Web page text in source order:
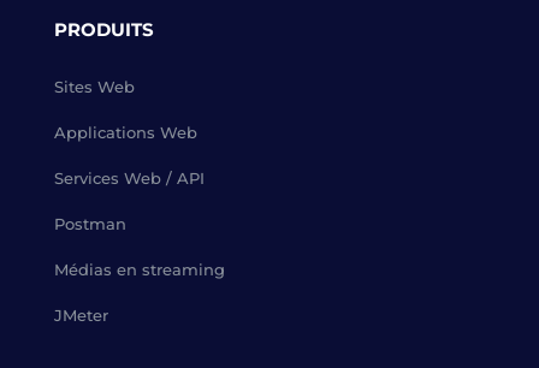
PRODUITS
Sites Web
Applications Web
Services Web / API
Postman
Médias en streaming
JMeter